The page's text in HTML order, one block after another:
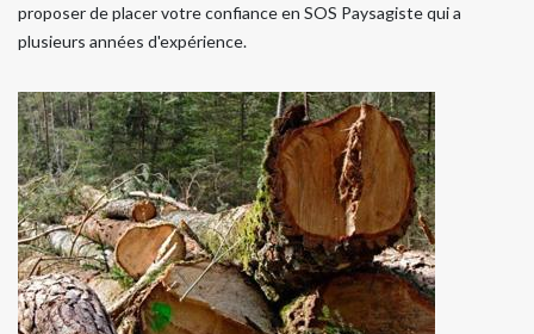
proposer de placer votre confiance en SOS Paysagiste qui a
plusieurs années d'expérience.